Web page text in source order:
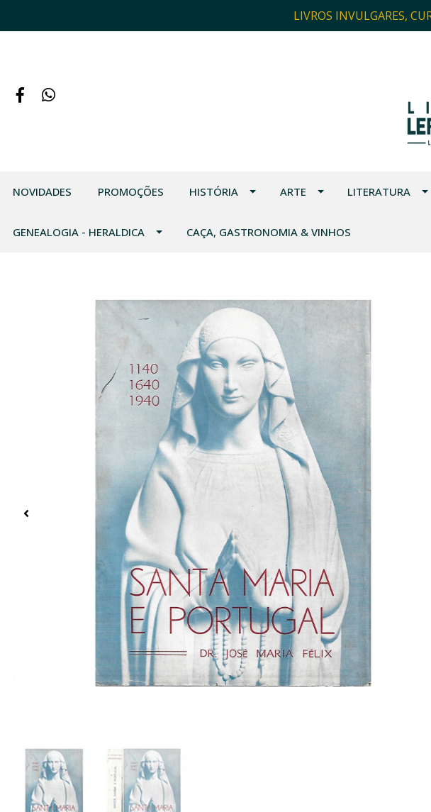
LIVROS INVULGARES,
NOVIDADES PROMOÇÕES HISTÓRIA ARTE LITERATURA
GENEALOGIA - HERALDICA CAÇA, GASTRONOMIA & VINHOS